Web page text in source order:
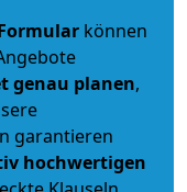
können
genau planen,
garantieren
hochwertigen